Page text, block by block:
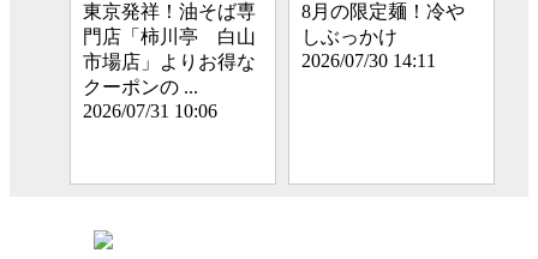
東京発祥！油そば専
門店「柿川亭 白山
市場店」よりお得な
クーポンの ...
2026/07/31 10:06
8月の限定麺！冷や
しぶっかけ
2026/07/30 14:11